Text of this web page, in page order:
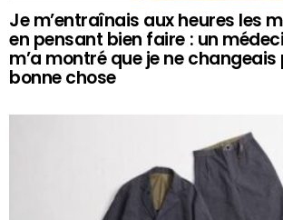
Je m’entraînais aux heures les
en pensant bien faire : un
m’a montré que je ne
bonne chose